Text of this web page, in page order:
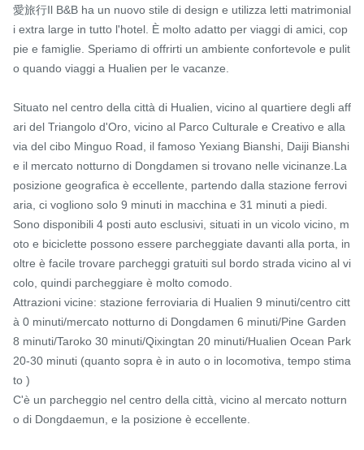
愛旅行Il B&B ha un nuovo stile di design e utilizza letti matrimonial
i extra large in tutto l'hotel. È molto adatto per viaggi di amici, cop
pie e famiglie. Speriamo di offrirti un ambiente confortevole e pulit
o quando viaggi a Hualien per le vacanze.
Situato nel centro della città di Hualien, vicino al quartiere degli aff
ari del Triangolo d'Oro, vicino al Parco Culturale e Creativo e alla
via del cibo Minguo Road, il famoso Yexiang Bianshi, Daiji Bianshi
e il mercato notturno di Dongdamen si trovano nelle vicinanze.La
posizione geografica è eccellente, partendo dalla stazione ferrovi
aria, ci vogliono solo 9 minuti in macchina e 31 minuti a piedi.
Sono disponibili 4 posti auto esclusivi, situati in un vicolo vicino, m
oto e biciclette possono essere parcheggiate davanti alla porta, in
oltre è facile trovare parcheggi gratuiti sul bordo strada vicino al vi
colo, quindi parcheggiare è molto comodo.
Attrazioni vicine: stazione ferroviaria di Hualien 9 minuti/centro citt
à 0 minuti/mercato notturno di Dongdamen 6 minuti/Pine Garden
8 minuti/Taroko 30 minuti/Qixingtan 20 minuti/Hualien Ocean Park
20-30 minuti (quanto sopra è in auto o in locomotiva, tempo stima
to )
C'è un parcheggio nel centro della città, vicino al mercato notturn
o di Dongdaemun, e la posizione è eccellente.